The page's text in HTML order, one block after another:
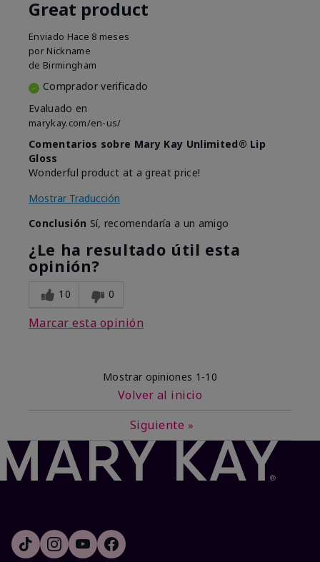
Great product
Enviado Hace 8 meses
por Nickname
de Birmingham
Comprador verificado
Evaluado en
marykay.com/en-us/
Comentarios sobre Mary Kay Unlimited® Lip
Gloss
Wonderful product at a great price!
Mostrar Traducción
Conclusión Sí, recomendaría a un amigo
¿Le ha resultado útil esta
opinión?
10 0
Marcar esta opinión
Mostrar opiniones 1-10
Volver al inicio
Siguiente »